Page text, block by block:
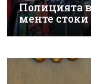
Полицията
менте стоки